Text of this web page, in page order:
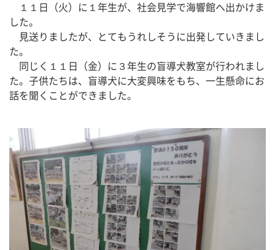
１１日（火）に１年生が、社会見学で海響館へ出かけま
した。
見送りましたが、とてもうれしそうに出発していきまし
た。
同じく１１日（金）に３年生の盲導犬教室が行われまし
た。子供たちは、盲導犬に大変興味をもち、一生懸命にお
話を聞くことができました。